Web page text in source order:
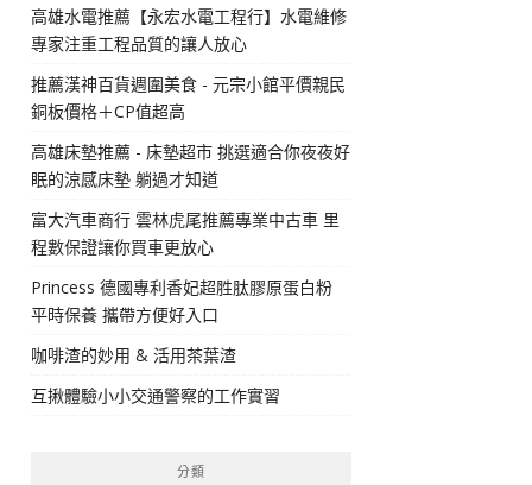
高雄水電推薦【永宏水電工程行】水電維修
專家注重工程品質的讓人放心
推薦漢神百貨週圍美食 - 元宗小館平價親民
銅板價格＋CP值超高
高雄床墊推薦 - 床墊超市 挑選適合你夜夜好
眠的涼感床墊 躺過才知道
富大汽車商行 雲林虎尾推薦專業中古車 里
程數保證讓你買車更放心
Princess 德國專利香妃超胜肽膠原蛋白粉
平時保養 攜帶方便好入口
咖啡渣的妙用 & 活用茶葉渣
互揪體驗小小交通警察的工作實習
分類